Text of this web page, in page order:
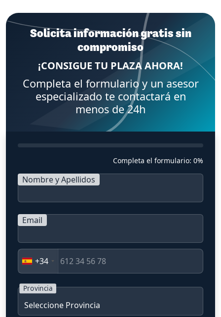
Solicita información gratis sin
compromiso
¡CONSIGUE TU PLAZA AHORA!
Completa el formulario y un asesor
especializado te contactará en
menos de 24h
Completa el formulario: 0%
Nombre y Apellidos
Email
+34
Provincia